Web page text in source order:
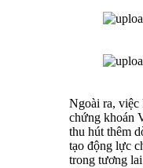
Ngoài ra, việc
chứng khoán
thu hút thêm
tạo động lực
trong tương